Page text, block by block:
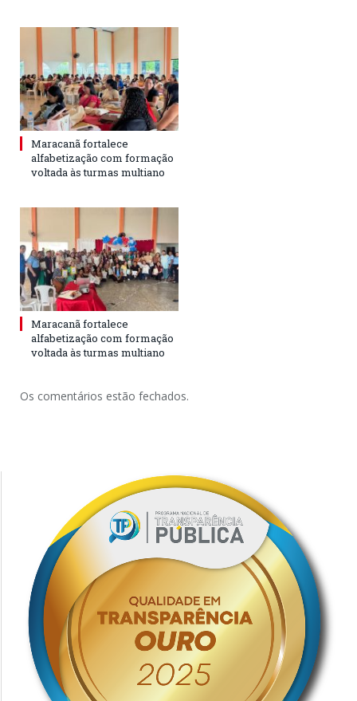
Maracanã fortalece
alfabetização com formação
voltada às turmas multiano
Maracanã fortalece
alfabetização com formação
voltada às turmas multiano
Os comentários estão fechados.